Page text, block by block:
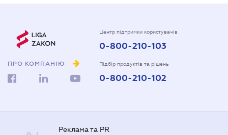
ПРО КОМПАНІЮ
Центр підтримки користувачів
0-800-210-103
Підбір продуктів та рішень
0-800-210-102
Реклама та PR